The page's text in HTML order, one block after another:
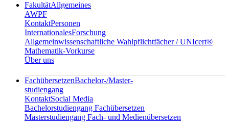
FakultätAllgemeines
AWPF
KontaktPersonen
InternationalesForschung
Allgemeinwissenschaftliche Wahlpflichtfächer / UNIcert®
Mathematik-Vorkurse
Über uns
FachübersetzenBachelor-/Master-
studiengang
KontaktSocial Media
Bachelorstudiengang Fachübersetzen
Masterstudiengang Fach- und Medienübersetzen